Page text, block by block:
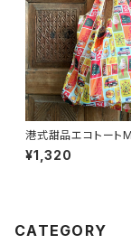
港式甜品エコトートM
¥1,320
CATEGORY